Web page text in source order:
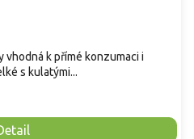
vhodná k přímé konzumaci i
s kulatými...